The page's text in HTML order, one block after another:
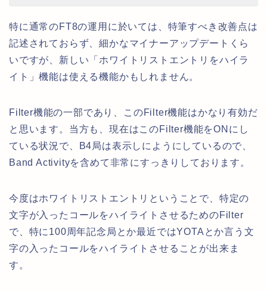
特に通常のFT8の運用に於いては、特筆すべき改善点は
記述されておらず、細かなマイナーアップデートくら
いですが、 新しい「ホワイトリストエントリをハイラ
イト」機能は使える機能かもしれません。
Filter機能の一部であり、このFilter機能はかなり有効だ
と思います。当方も、現在はこのFilter機能をONにし
ている状況で、B4局は表示しにようにしているので、
Band Activityを含めて非常にすっきりしております。
今度はホワイトリストエントリということで、特定の
文字が入ったコールをハイライトさせるためのFilter
で、特に100周年記念局とか最近ではYOTAとか言う文
字の入ったコールをハイライトさせることが出来ま
す。